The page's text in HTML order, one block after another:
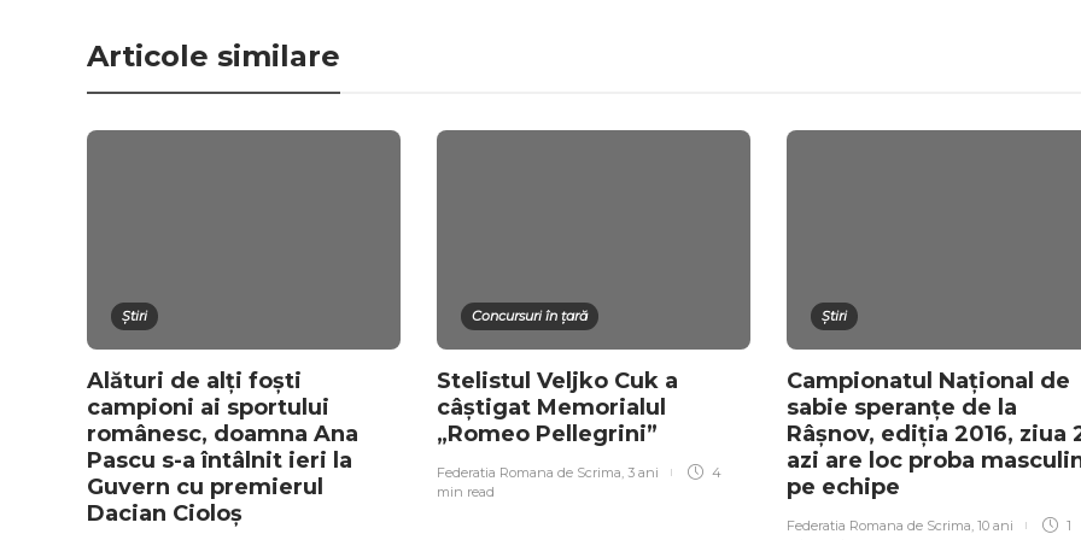
Articole similare
Știri
Alături de alți foști
campioni ai sportului
românesc, doamna Ana
Pascu s-a întâlnit ieri la
Guvern cu premierul
Dacian Cioloș
Concursuri în țară
Stelistul Veljko Cuk a
câștigat Memorialul
„Romeo Pellegrini”
Federatia Romana de Scrima, 3 ani
4
min read
Știri
Campionatul Național de
sabie speranțe de la
Râșnov, ediția 2016, ziua
azi are loc proba
pe echipe
Federatia Romana de Scrima, 10 ani
1